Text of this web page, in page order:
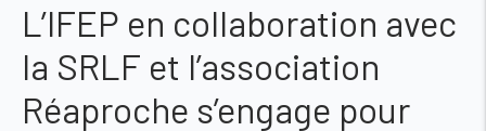
L’IFEP en collaboration avec
la SRLF et l’association
Réaproche s’engage pour